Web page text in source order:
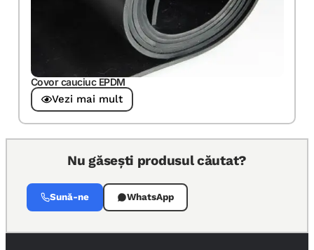
Covor cauciuc EPDM
Vezi mai mult
Nu găsești produsul căutat?
Sună-ne WhatsApp